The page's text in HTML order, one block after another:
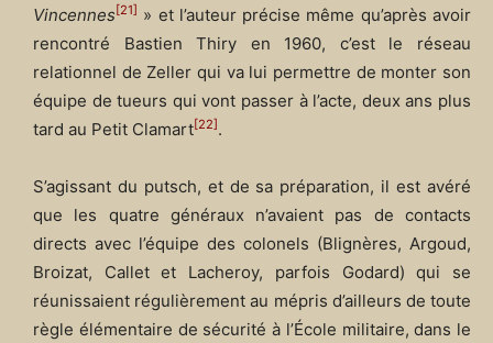
Vincennes [21] » et l’auteur précise même qu’après avoir
rencontré Bastien Thiry en 1960, c’est le réseau
relationnel de Zeller qui va lui permettre de monter son
équipe de tueurs qui vont passer à l’acte, deux ans plus
tard au Petit Clamart[22] .
S’agissant du putsch, et de sa préparation, il est avéré
que les quatre généraux n’avaient pas de contacts
directs avec l’équipe des colonels (Blignères, Argoud,
Broizat, Callet et Lacheroy, parfois Godard) qui se
réunissaient régulièrement au mépris d’ailleurs de toute
règle élémentaire de sécurité à l’École militaire, dans le